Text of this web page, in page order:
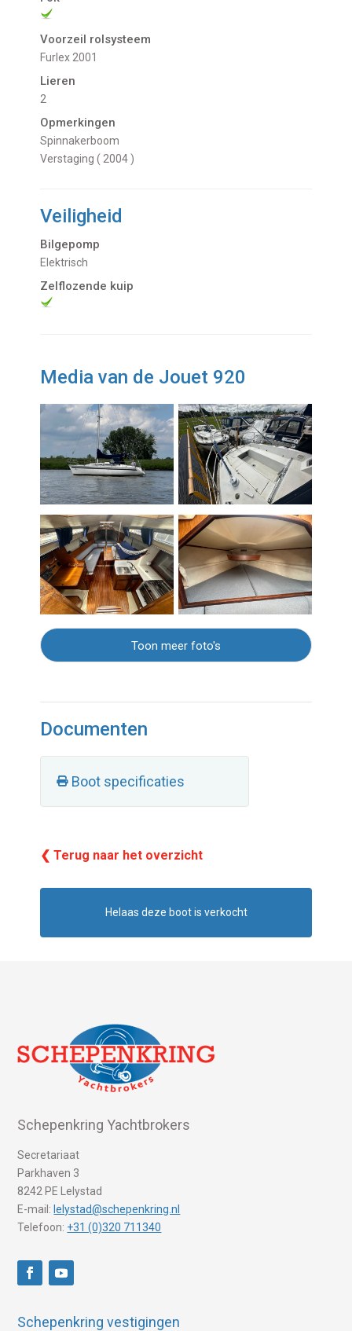
Voorzeil rolsysteem
Furlex 2001
Lieren
2
Opmerkingen
Spinnakerboom
Verstaging ( 2004 )
Veiligheid
Bilgepomp
Elektrisch
Zelflozende kuip
Media van de Jouet 920
Toon meer foto's
Documenten
Boot specificaties
❮ Terug naar het overzicht
Helaas deze boot is verkocht
Schepenkring Yachtbrokers
Secretariaat
Parkhaven 3
8242 PE Lelystad
E-mail: lelystad@schepenkring.nl
Telefoon: +31 (0)320 711340
Schepenkring vestigingen